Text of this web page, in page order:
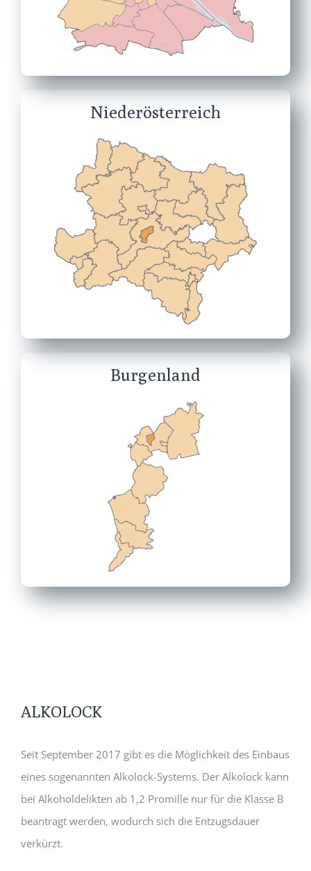
Niederösterreich
Burgenland
ALKOLOCK
Seit September 2017 gibt es die Möglichkeit des Einbaus
eines sogenannten Alkolock-Systems. Der Alkolock kann
bei Alkoholdelikten ab 1,2 Promille nur für die Klasse B
beantragt werden, wodurch sich die Entzugsdauer
verkürzt.